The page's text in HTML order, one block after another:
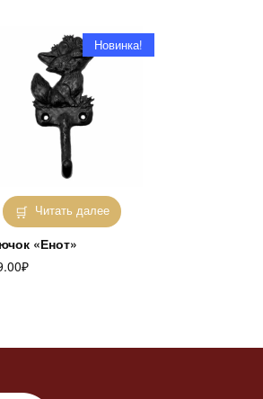
Читать далее
Новинка!
«Енот»
₽